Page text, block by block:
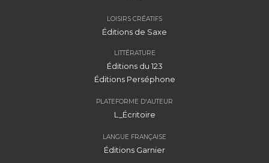
LOISIRS CRÉATIFS
Éditions de Saxe
LITTÉRATURE
Éditions du 123
Éditions Perséphone
PLATEFORME D'AUTEUR
L_Écritoire
LANGUE FRANÇAISE
Éditions Garnier